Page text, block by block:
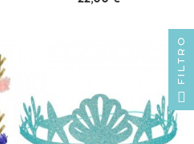
FILTRO